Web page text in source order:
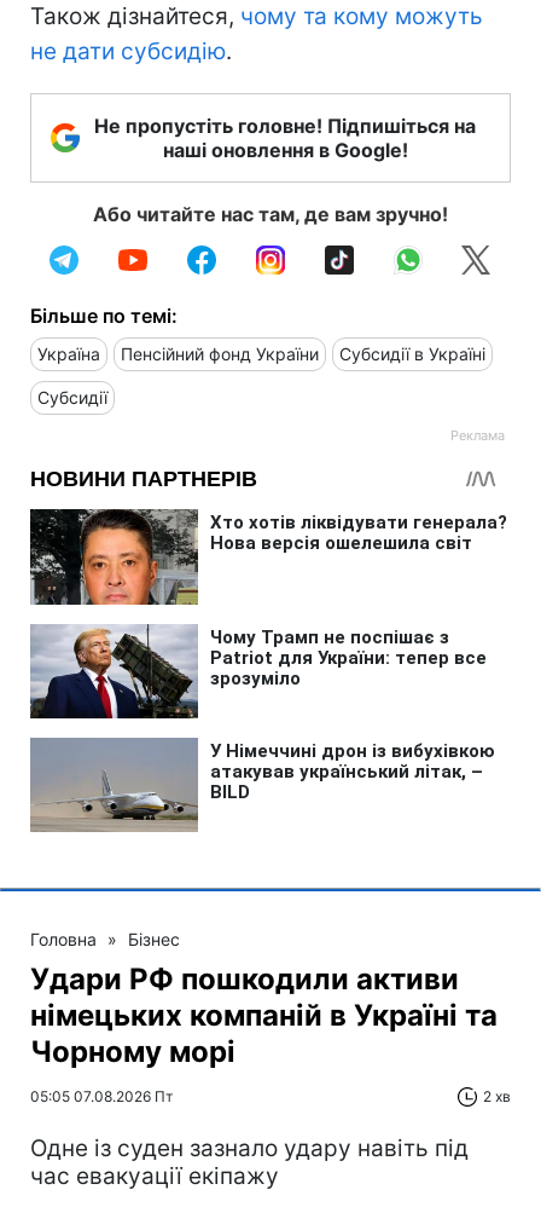
Також дізнайтеся, чому та кому можуть
не дати субсидію.
Не пропустіть головне! Підпишіться на
наші оновлення в Google!
Або читайте нас там, де вам зручно!
Більше по темі:
Україна Пенсійний фонд України Субсидії в Україні
Субсидії
Головна » Бізнес
Удари РФ пошкодили активи
німецьких компаній в Україні та
Чорному морі
05:05 07.08.2026 Пт 2 хв
Одне із суден зазнало удару навіть під
час евакуації екіпажу